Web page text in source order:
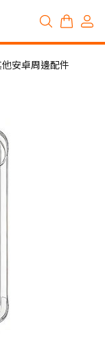
安卓周邊配件